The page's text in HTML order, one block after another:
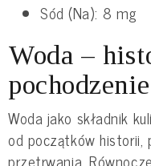
Sód (Na): 8 mg
Woda –
pochodzenie
Woda jako składnik
od początków historii,
przetrwania.